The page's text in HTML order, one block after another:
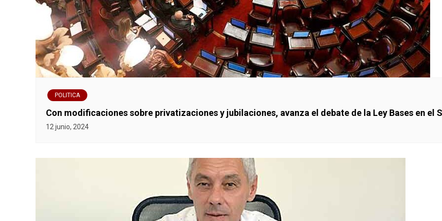
POLITICA
Con modificaciones sobre privatizaciones y jubilaciones, avanza el debate de la Ley Bases en el
12 junio, 2024